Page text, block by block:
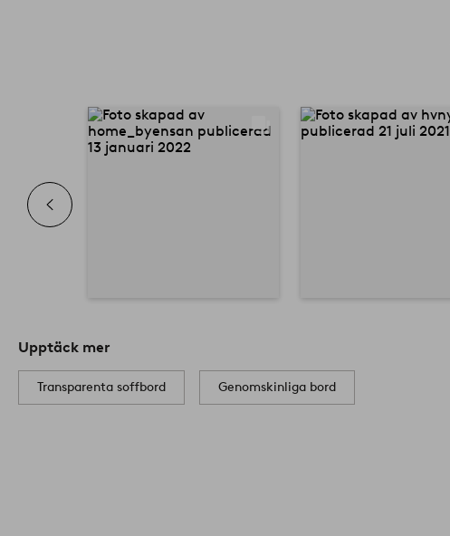
Upptäck mer
Transparenta soffbord Genomskinliga bord